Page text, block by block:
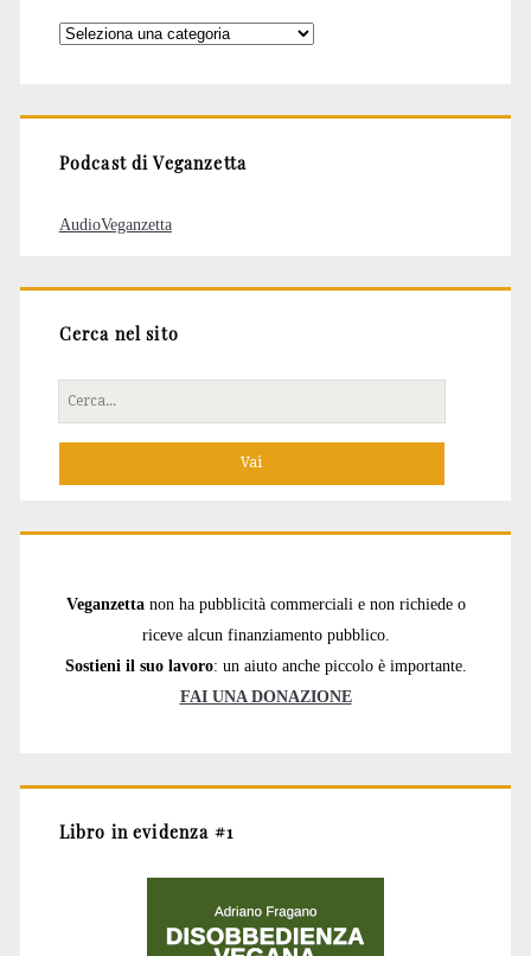
Categorie
Podcast di Veganzetta
AudioVeganzetta
Cerca nel sito
Cerca
per:
Veganzetta non ha pubblicità commerciali e non richiede o
riceve alcun finanziamento pubblico.
Sostieni il suo lavoro: un aiuto anche piccolo è importante.
FAI UNA DONAZIONE
Libro in evidenza #1